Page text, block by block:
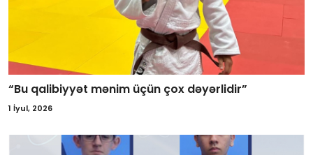
“Bu qalibiyyət mənim üçün çox dəyərlidir”
1 İyul, 2026